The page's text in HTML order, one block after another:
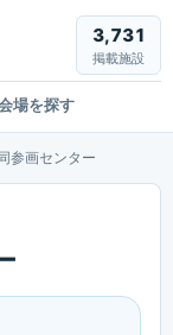
場を探す
3,731
掲載施設
参画センター